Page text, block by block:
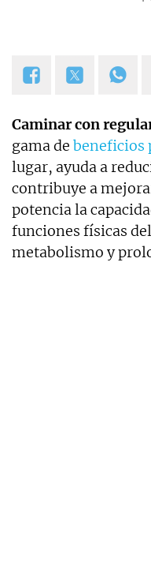
Caminar con
gama de beneficios
lugar, ayuda a
contribuye a
potencia la
funciones físicas
metabolismo y